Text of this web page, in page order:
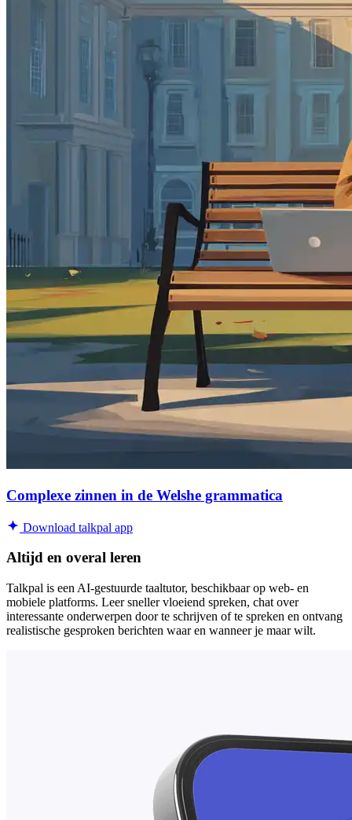
Complexe zinnen in de Welshe grammatica
Download talkpal app
Altijd en overal leren
Talkpal is een AI-gestuurde taaltutor, beschikbaar op web- en
mobiele platforms. Leer sneller vloeiend spreken, chat over
interessante onderwerpen door te schrijven of te spreken en ontvang
realistische gesproken berichten waar en wanneer je maar wilt.